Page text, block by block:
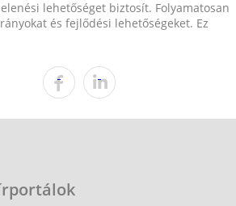
lehetőséget biztosít. Folyamatosan
és fejlődési lehetőségeket. Ez